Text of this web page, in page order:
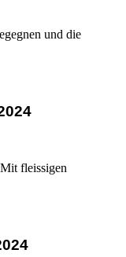
und die
fleissigen